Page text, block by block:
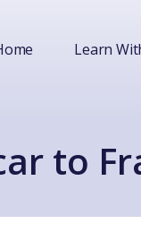
Learn
to